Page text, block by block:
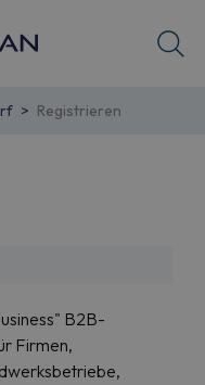
Registrieren
B2B-
Firmen,